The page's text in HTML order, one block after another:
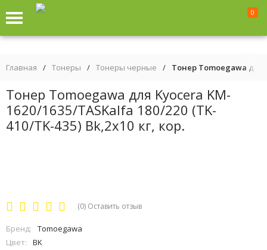
0
Главная / Тонеры / Тонеры черные / Тонер Tomoegawa для
Тонер Tomoegawa для Kyocera KM-
1620/1635/TASKalfa 180/220 (TK-
410/TK-435) Bk,2x10 кг, кор.
(0) Оставить отзыв
Бренд:
Tomoegawa
Цвет:
BK